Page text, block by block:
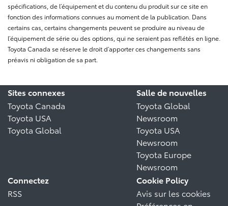
spécifications, de l’équipement et du contenu du produit sur ce site en
fonction des informations connues au moment de la publication. Dans
certains cas, certains changements peuvent se produire au niveau de
l’équipement de série ou des options, qui ne seraient pas reflétés en ligne.
Toyota Canada se réserve le droit d’apporter ces changements sans
préavis ni obligation de sa part.
Sites connexes
Toyota Canada
Toyota USA
Toyota Global
Salle de nouvelles
Toyota Global
Newsroom
Toyota USA
Newsroom
Toyota Europe
Newsroom
Connectez
RSS
Cookie Policy
Avis sur les cookies